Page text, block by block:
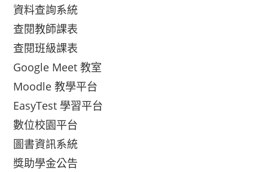
資料查詢系統
查閱教師課表
查閱班級課表
Google Meet 教室
Moodle 教學平台
EasyTest 學習平台
數位校園平台
圖書資訊系統
獎助學金公告